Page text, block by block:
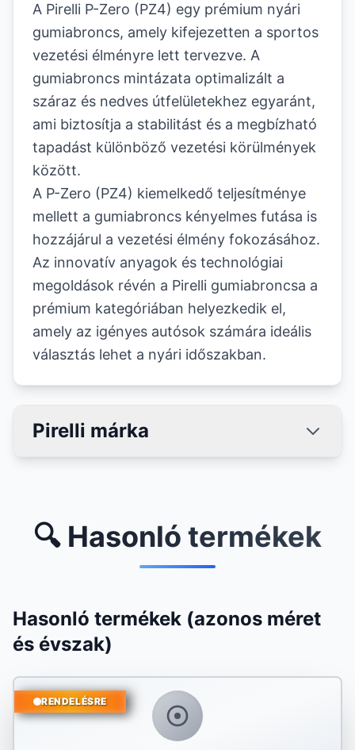
A Pirelli P-Zero (PZ4) egy prémium nyári
gumiabroncs, amely kifejezetten a sportos
vezetési élményre lett tervezve. A
gumiabroncs mintázata optimalizált a
száraz és nedves útfelületekhez egyaránt,
ami biztosítja a stabilitást és a megbízható
tapadást különböző vezetési körülmények
között.
A P-Zero (PZ4) kiemelkedő teljesítménye
mellett a gumiabroncs kényelmes futása is
hozzájárul a vezetési élmény fokozásához.
Az innovatív anyagok és technológiai
megoldások révén a Pirelli gumiabroncsa a
prémium kategóriában helyezkedik el,
amely az igényes autósok számára ideális
választás lehet a nyári időszakban.
Pirelli márka
🔍 Hasonló termékek
Hasonló termékek (azonos méret
és évszak)
RENDELÉSRE